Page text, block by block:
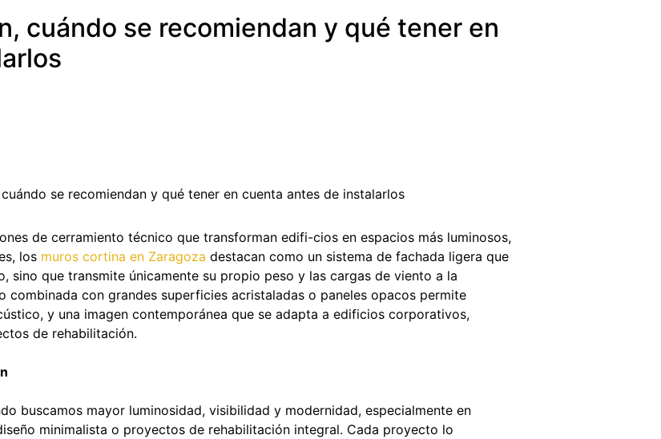
cuándo se recomiendan y qué tener en
de cerramiento técnico que transforman edifi-cios en espacios más luminosos,
los muros cortina en Zaragoza destacan como un sistema de fachada ligera que
sino que transmite únicamente su propio peso y las cargas de viento a la
combinada con grandes superficies acristaladas o paneles opacos permite
y una imagen contemporánea que se adapta a edificios corporativos,
de rehabilitación.
buscamos mayor luminosidad, visibilidad y modernidad, especialmente en
minimalista o proyectos de rehabilitación integral. Cada proyecto lo